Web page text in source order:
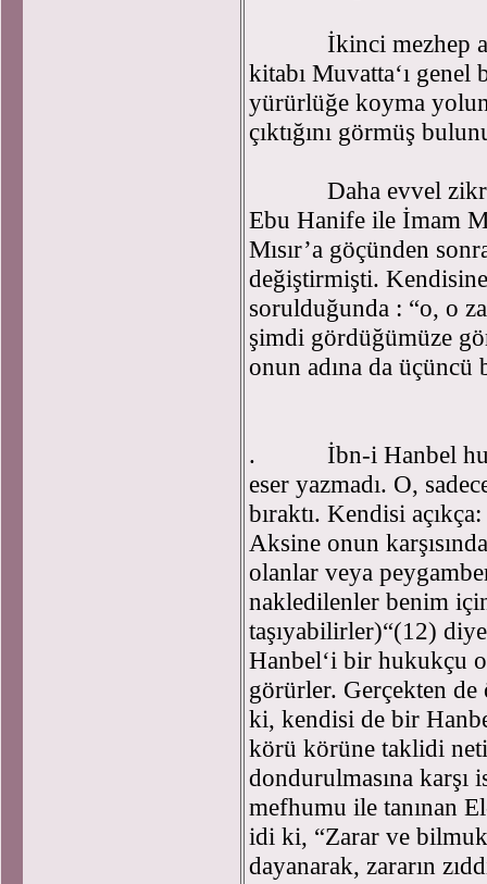
İkinci mezhep
kitabı Muvatta‘ı
yürürlüğe koyma
çıktığını görmüş
Daha evvel
Ebu Hanife ile İmam
Mısır’a göçünden
değiştirmişti.
sorulduğunda : “o, o
şimdi gördüğümüze
onun adına da
. İbn-i Hanbel
eser yazmadı. O,
bıraktı. Kendisi
Aksine onun
olanlar veya
nakledilenler benim
taşıyabilirler)“(12)
Hanbel‘i bir hukukçu
görürler. Gerçekten
ki, kendisi de bir
körü körüne taklidi
dondurulmasına karşı
mefhumu ile tanınan
idi ki, “Zarar ve
dayanarak, zararın